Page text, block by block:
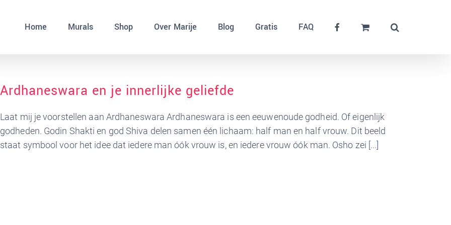
Home Murals Shop Over Marije Blog Gratis FAQ
Ardhaneswara en je innerlijke geliefde
Laat mij je voorstellen aan Ardhaneswara Ardhaneswara is een eeuwenoude godheid. Of eigenlijk
godheden. Godin Shakti en god Shiva delen samen één lichaam: half man en half vrouw. Dit beeld
staat symbool voor het idee dat iedere man óók vrouw is, en iedere vrouw óók man. Osho zei [...]